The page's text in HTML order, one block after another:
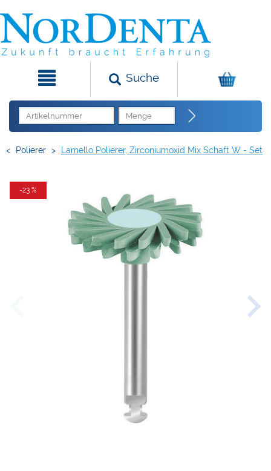
Suche
< Polierer > Lamello Polierer, Zirconiumoxid Mix Schaft W - Set
-23 %